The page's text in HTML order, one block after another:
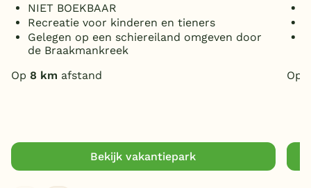
NIET BOEKBAAR
Recreatie voor kinderen en tieners
Gelegen op een schiereiland omgeven door
de Braakmankreek
Op 8 km afstand
Bekijk vakantiepark
Op